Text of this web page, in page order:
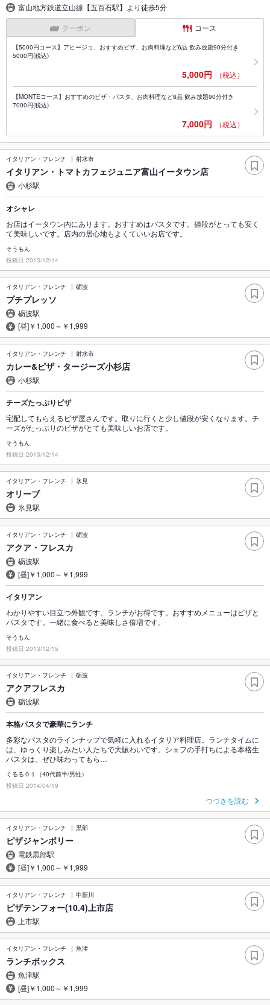
富山地方鉄道立山線【五百石駅】より徒歩5分
クーポン コース
【5000円コース】アヒージョ、おすすめピザ、お肉料理など6品 飲み放題90分付き
5000円(税込)
5,000円 （税込）
【MONTEコース】おすすめのピザ・パスタ、お肉料理など8品 飲み放題90分付き
7000円(税込)
7,000円 （税込）
イタリアン・フレンチ 射水市
イタリアン・トマトカフェジュニア富山イータウン店
小杉駅
オシャレ
お店はイータウン内にあります。おすすめはパスタです。値段がとっても安く
て美味しいです。店内の居心地もよくていいお店です。
そうもん
投稿日 2013/12/14
イタリアン・フレンチ 砺波
プチプレッソ
砺波駅
[昼]￥1,000～￥1,999
イタリアン・フレンチ 射水市
カレー&ピザ・タージーズ小杉店
小杉駅
チーズたっぷりピザ
宅配してもらえるピザ屋さんです。取りに行くと少し値段が安くなります。チ
ーズがたっぷりのピザがとても美味しいお店です。
そうもん
投稿日 2013/12/14
イタリアン・フレンチ 氷見
オリーブ
氷見駅
イタリアン・フレンチ 砺波
アクア・フレスカ
砺波駅
[昼]￥1,000～￥1,999
イタリアン
わかりやすい目立つ外観です。ランチがお得です。おすすめメニューはピザと
パスタです。一緒に食べると美味しさ倍増です。
そうもん
投稿日 2013/12/15
イタリアン・フレンチ 砺波
アクアフレスカ
砺波駅
本格パスタで豪華にランチ
多彩なパスタのラインナップで気軽に入れるイタリア料理店。ランチタイムに
は、ゆっくり楽しみたい人たちで大賑わいです。シェフの手打ちによる本格生
パスタは、ぜひ味わってもら…
くるる０１（40代前半/男性）
投稿日 2014/04/19
つづきを読む
イタリアン・フレンチ 黒部
ピザジャンボリー
電鉄黒部駅
[昼]￥1,000～￥1,999
イタリアン・フレンチ 中新川
ピザテンフォー(10.4)上市店
上市駅
イタリアン・フレンチ 魚津
ランチボックス
魚津駅
[昼]￥1,000～￥1,999